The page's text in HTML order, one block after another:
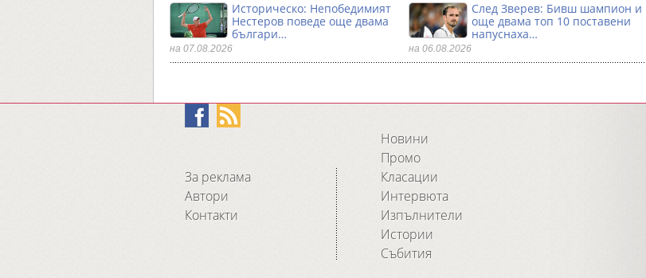
Историческо: Непобедимият
Нестеров поведе още двама
българи…
на 07.08.2026
След Зверев: Бивш шампион и
още двама топ 10 поставени
напуснаха…
на 06.08.2026
За реклама
Автори
Контакти
Новини
Промо
Класации
Интервюта
Изпълнители
Истории
Събития